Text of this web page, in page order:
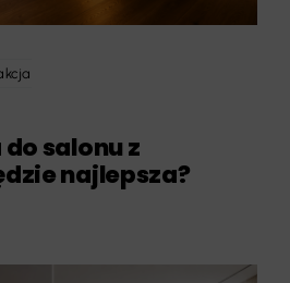
salonu z
najlepsza?